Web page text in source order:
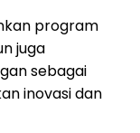
program
juga
sebagai
inovasi dan